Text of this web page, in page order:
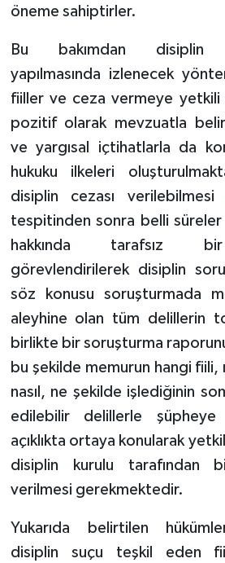
öneme sahiptirler.
Bu bakımdan disiplin
yapılmasında izlenecek
fiiller ve ceza vermeye yetkili
pozitif olarak mevzuatla
ve yargısal içtihatlarla da
hukuku ilkeleri
disiplin cezası
tespitinden sonra belli
hakkında tarafsız bir
görevlendirilerek disiplin
söz konusu soruşturmada
aleyhine olan tüm delillerin
birlikte bir soruşturma
bu şekilde memurun hangi
nasıl, ne şekilde işlediğinin
edilebilir delillerle
açıklıkta ortaya konularak
disiplin kurulu tarafından
verilmesi gerekmektedir.
Yukarıda belirtilen
disiplin suçu teşkil eden